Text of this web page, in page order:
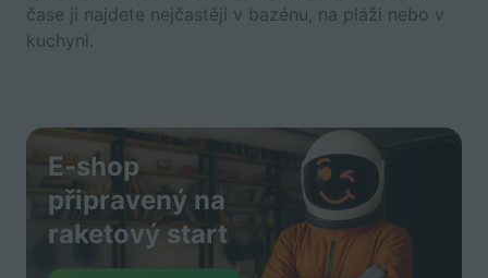
čase ji najdete nejčastěji v bazénu, na pláži nebo v
kuchyni.
E-shop
připravený na
raketový start